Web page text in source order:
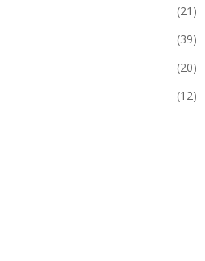
(21)
(39)
(20)
(12)